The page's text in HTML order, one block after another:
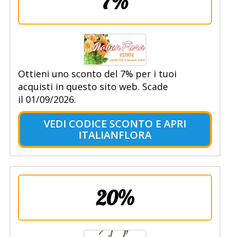
Ottieni uno sconto del 7% per i tuoi
acquisti in questo sito web. Scade
il 01/09/2026.
VEDI CODICE SCONTO E APRI
ITALIANFLORA
20%